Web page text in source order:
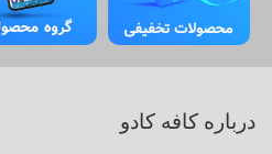
درباره کافه کادو